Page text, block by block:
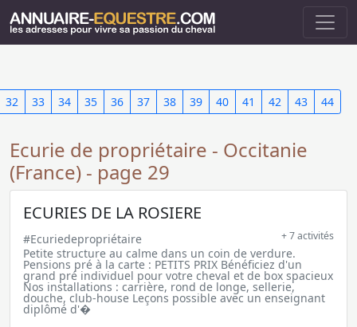
32 33 34 35 36 37 38 39 40 41 42 43 44
Ecurie de propriétaire - Occitanie
(France) - page 29
ECURIES DE LA ROSIERE
#Ecuriedepropriétaire + 7 activités
Petite structure au calme dans un coin de verdure.
Pensions pré à la carte : PETITS PRIX Bénéficiez d'un
grand pré individuel pour votre cheval et de box spacieux
Nos installations : carrière, rond de longe, sellerie,
douche, club-house Leçons possible avec un enseignant
diplômé d'�